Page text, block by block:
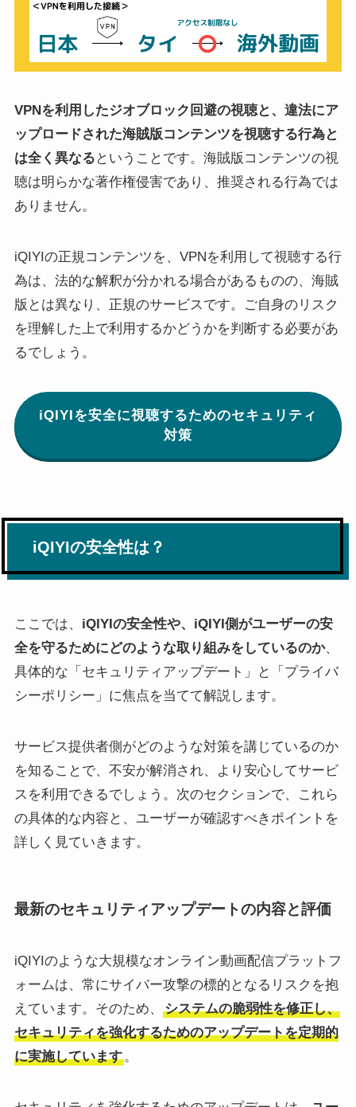
VPNを利用したジオブロック回避の視聴と、違法にア
ップロードされた海賊版コンテンツを視聴する行為と
は全く異なる ということです。海賊版コンテンツの視
聴は明らかな著作権侵害であり、推奨される行為では
ありません。
iQIYIの正規コンテンツを、VPNを利用して視聴する行
為は、法的な解釈が分かれる場合があるものの、海賊
版とは異なり、正規のサービスです。ご自身のリスク
を理解した上で利用するかどうかを判断する必要があ
るでしょう。
iQIYIを安全に視聴するためのセキュリティ
対策
iQIYIの安全性は？
ここでは、 iQIYIの安全性や、iQIYI側がユーザーの安
全を守るためにどのような取り組みをしているのか、
具体的な「セキュリティアップデート」と「プライバ
シーポリシー」に焦点を当てて解説します。
サービス提供者側がどのような対策を講じているのか
を知ることで、不安が解消され、より安心してサービ
スを利用できるでしょう。次のセクションで、これら
の具体的な内容と、ユーザーが確認すべきポイントを
詳しく見ていきます。
最新のセキュリティアップデートの内容と評価
iQIYIのような大規模なオンライン動画配信プラットフ
ォームは、常にサイバー攻撃の標的となるリスクを抱
えています。そのため、
システムの脆弱性を修正し、
セキュリティを強化するためのアップデートを定期的
に実施しています。